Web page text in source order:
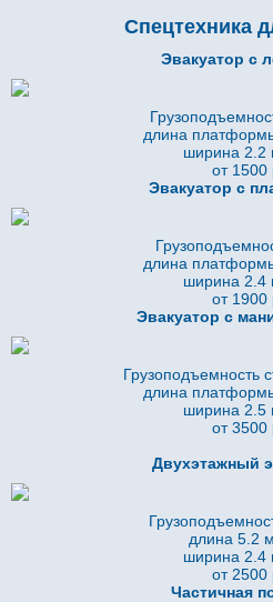
Спецтехника
Эвакуатор с
длина
ширина 2.2
от 1500
Эвакуатор с
длина
ширина 2.4
от 1900
Эвакуатор с
Грузоподъемность
длина
ширина 2.5
от 3500
Двухэтажный
длина 5.2
ширина 2.4
от 2500
Частичная